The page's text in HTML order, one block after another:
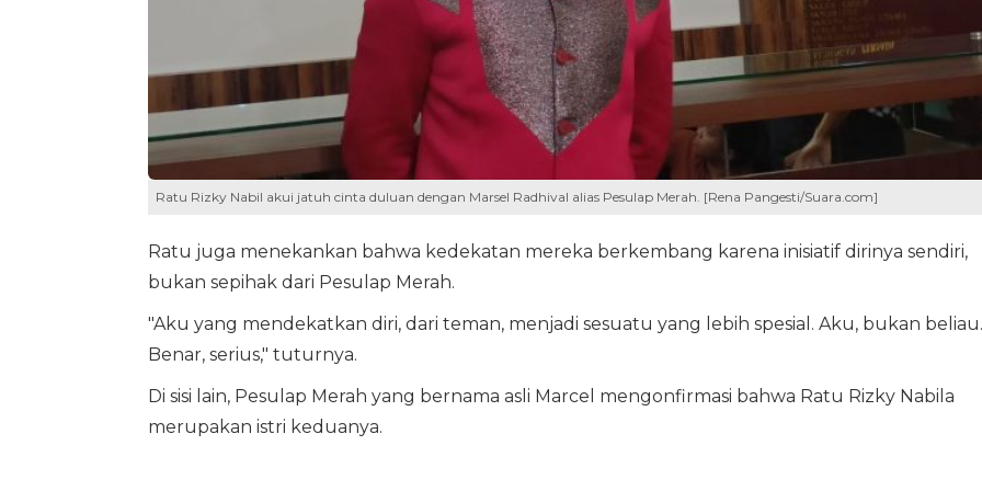
Ratu Rizky Nabil akui jatuh cinta duluan dengan Marsel Radhival alias Pesulap Merah. [Rena Pangesti/Suara.com]
Ratu juga menekankan bahwa kedekatan mereka berkembang karena inisiatif dirinya sendiri,
bukan sepihak dari Pesulap Merah.
"Aku yang mendekatkan diri, dari teman, menjadi sesuatu yang lebih spesial. Aku, bukan beliau.
Benar, serius," tuturnya.
Di sisi lain, Pesulap Merah yang bernama asli Marcel mengonfirmasi bahwa Ratu Rizky Nabila
merupakan istri keduanya.